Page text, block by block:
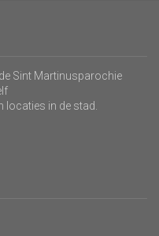
Sint Martinusparochie
in de stad.